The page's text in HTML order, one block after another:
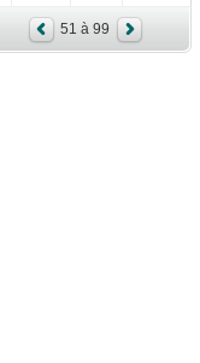
51 à 99